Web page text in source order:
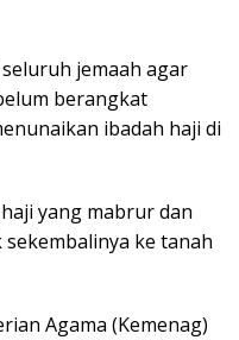
jemaah agar
berangkat
ibadah haji di
yang mabrur dan
ke tanah
Agama (Kemenag)